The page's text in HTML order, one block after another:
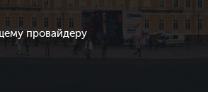
провайдеру